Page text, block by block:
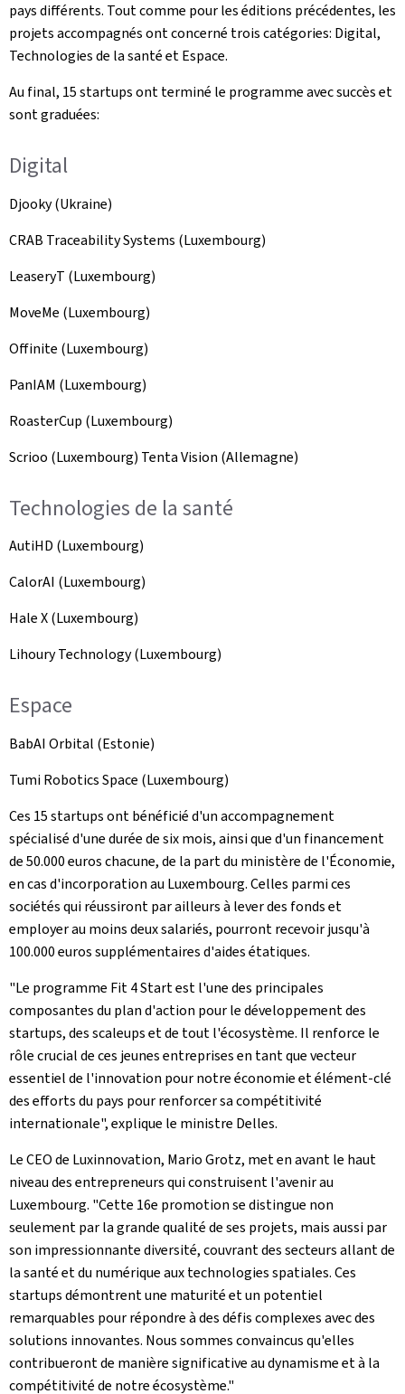
pays différents. Tout comme pour les éditions précédentes, les
projets accompagnés ont concerné trois catégories: Digital,
Technologies de la santé et Espace.
Au final, 15 startups ont terminé le programme avec succès et
sont graduées:
Digital
Djooky (Ukraine)
CRAB Traceability Systems (Luxembourg)
LeaseryT (Luxembourg)
MoveMe (Luxembourg)
Offinite (Luxembourg)
PanIAM (Luxembourg)
RoasterCup (Luxembourg)
Scrioo (Luxembourg) Tenta Vision (Allemagne)
Technologies de la santé
AutiHD (Luxembourg)
CalorAI (Luxembourg)
Hale X(Luxembourg)
Lihoury Technology(Luxembourg)
Espace
BabAI Orbital (Estonie)
Tumi Robotics Space (Luxembourg)
Ces 15 startups ont bénéficié d'un accompagnement
spécialisé d'une durée de six mois, ainsi que d'un financement
de 50.000 euros chacune, de la part du ministère de l'Économie,
en cas d'incorporation au Luxembourg. Celles parmi ces
sociétés qui réussiront par ailleurs à lever des fonds et
employer au moins deux salariés, pourront recevoir jusqu'à
100.000 euros supplémentaires d'aides étatiques.
"Le programme Fit 4 Startest l'une des principales
composantes du plan d'action pour le développement des
startups, des scaleups et de tout l'écosystème. Il renforce le
rôle crucial de ces jeunes entreprises en tant que vecteur
essentiel de l'innovation pour notre économie et élément-clé
des efforts du pays pour renforcer sa compétitivité
internationale", explique le ministre Delles.
Le CEO de Luxinnovation, Mario Grotz, met en avant le haut
niveau des entrepreneurs qui construisent l'avenir au
Luxembourg. "Cette 16e promotion se distingue non
seulement par la grande qualité de ses projets, mais aussi par
son impressionnante diversité, couvrant des secteurs allant de
la santé et du numérique aux technologies spatiales. Ces
startups démontrent une maturité et un potentiel
remarquables pour répondre à des défis complexes avec des
solutions innovantes. Nous sommes convaincus qu'elles
contribueront de manière significative au dynamisme et à la
compétitivité de notre écosystème."